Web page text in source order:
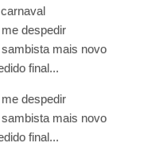
despedir
mais novo
final...
despedir
mais novo
final...